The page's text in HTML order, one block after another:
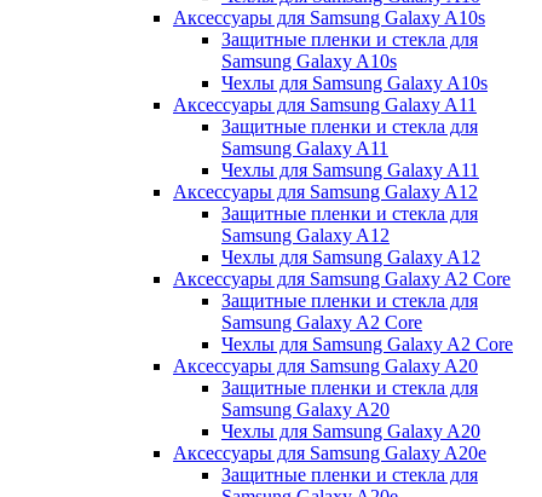
Аксессуары для Samsung Galaxy A10s
Защитные пленки и стекла для
Samsung Galaxy A10s
Чехлы для Samsung Galaxy A10s
Аксессуары для Samsung Galaxy A11
Защитные пленки и стекла для
Samsung Galaxy A11
Чехлы для Samsung Galaxy A11
Аксессуары для Samsung Galaxy A12
Защитные пленки и стекла для
Samsung Galaxy A12
Чехлы для Samsung Galaxy A12
Аксессуары для Samsung Galaxy A2 Core
Защитные пленки и стекла для
Samsung Galaxy A2 Core
Чехлы для Samsung Galaxy A2 Core
Аксессуары для Samsung Galaxy A20
Защитные пленки и стекла для
Samsung Galaxy A20
Чехлы для Samsung Galaxy A20
Аксессуары для Samsung Galaxy A20e
Защитные пленки и стекла для